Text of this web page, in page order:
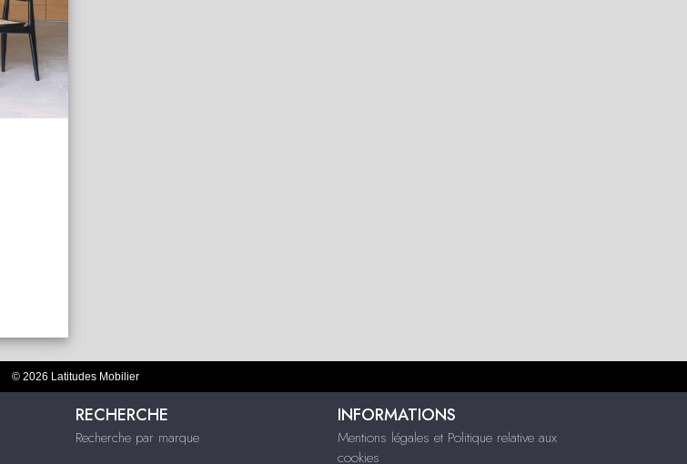
© 2026 Latitudes Mobilier
RECHERCHE
Recherche par marque
INFORMATIONS
Mentions légales et Politique relative aux
cookies